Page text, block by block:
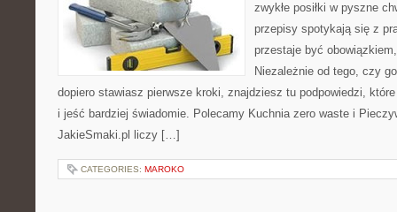
zwykłe posiłki w pyszne
przepisy spotykają się z
przestaje być
Niezależnie od tego, czy
dopiero stawiasz pierwsze kroki, znajdziesz tu podpowiedzi,
i jeść bardziej świadomie. Polecamy Kuchnia zero waste i
JakieSmaki.pl liczy […]
CATEGORIES: MAROKO